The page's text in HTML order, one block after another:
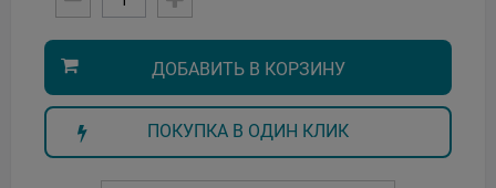
ДОБАВИТЬ В КОРЗИНУ
ПОКУПКА В ОДИН КЛИК